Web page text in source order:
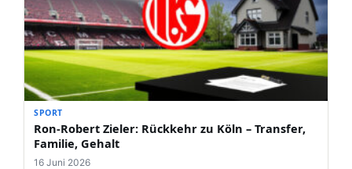
SPORT
Ron-Robert Zieler: Rückkehr zu Köln – Transfer,
Familie, Gehalt
16 Juni 2026